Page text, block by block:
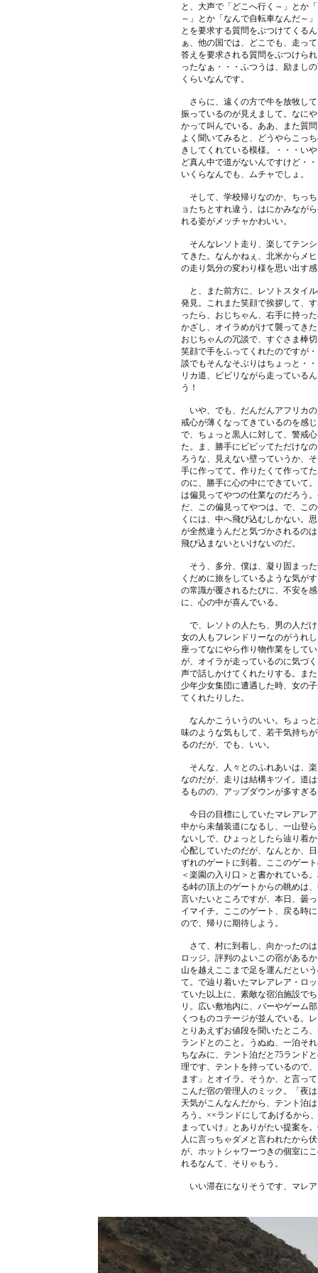
と、大声で「どこへ行く～」とか
～」とか「なんで自転車なんだ～
とを要求する質問をぶつけてくる
ぁ、他の国では、どこでも、走っ
答えを要求される質問をぶつけら
ったなぁ・・・ふつうは、励まし
くらいなんです。
さらに、遠くの方で牛を放牧し
振っているのが見えまして。なに
かって叫んでいる。ああ、また質
よく聞いてみると、どうやらこっ
きしてくれている模様。・・・い
ど真ん中で道がないんですけど・
いくらなんでも、ムチャでしょ。
そして、学校帰りなのか、ちっ
ョたちとすれ違う。はにかみなが
れる姿がメッチャかわいい。
そんなレソト走り、楽してテン
てきた。なんかねぇ、北米からメ
の走り気分の変わり様を思い出す
と、また前方に、レソトスタイ
発見。これまた笑顔で挨拶して、
ったら、おじちゃん、右手に持っ
かざし、オイラめがけて襲ってき
おじちゃんの冗談で、すぐさま棒
笑顔で手をふってくれたのですが
談でもそんなそぶりはちょっと・
リカ道、ビビリながら走っている
う！
いや、でも、だんだんアフリカ
戒心が薄くなってきているのを感
で、ちょっと黒人に対して、警戒
た。ま、勝手にビビッてただけな
ろうな、見えない壁っていうか、
手に作ってて。作りたくて作って
のに、勝手に心の中にできていて
は偏見ってやつの仕業なのだろう
だ、この偏見ってやつは。で、こ
くには、中へ飛び込むしかない。
が全然違うんだと気づかされるの
飛び込まないといけないのだ。
そう、多分、僕は、凝り固まっ
くだめに旅をしているような気が
の常識が覆されるたびに、不安を
に、心の中が喜んでいる。
で、レソトの人たち、男の人だ
女の人もフレンドリーなのがうれ
座ってなにやら作り物作業をして
が、オイラが走っているのに気づ
声で話しかけてくれたりする。ま
少年少女集団に遭遇した時、女の
てくれたりした。
なんかこういうのいい。ちょっ
味のような気もして、若干気持ち
るのだが、でも、いい。
そんな、人々とのふれあいは、
なのだが、走りは結構キツイ。道
るものの、アップダウンが多すぎ
今日の目標にしていたマレアレ
中から未舗装道になるし、一山登
ないしで、ひょっとしたら辿り着
心配していたのだが、なんとか、
ずれのゲートに到着。ここのゲー
＜楽園の入り口＞と書かれている
る峠の頂上のゲートからの眺めは
言いたいところですが、本日、曇
イマイチ。ここのゲート、戻る時
ので、帰りに期待しよう。
さて、村に到着し、向かったの
ロッジ。評判のよいこの宿がある
山を越えここまで足を運んだとい
て。で辿り着いたマレアレア・ロ
ていた以上に、素敵な宿泊施設で
リ。広い敷地内に、バーやゲーム
くつものコテージが並んでいる。
とりあえずお値段を聞いたところ
ランドとのこと。うぬぬ、一泊そ
ちなみに、テント泊だと75ランド
理です、テントを持っているので
ます」とオイラ。そうか、と言っ
こんだ宿の管理人のミック。「夜
天気がこんなんだから、テント泊
ろう。××ランドにしてあげるから
まっていけ」とありがたい提案を
人に言っちゃダメと言われたから
が、ホットシャワーつきの個室に
れるなんて、そりゃもう。
いい滞在になりそうです、マレ